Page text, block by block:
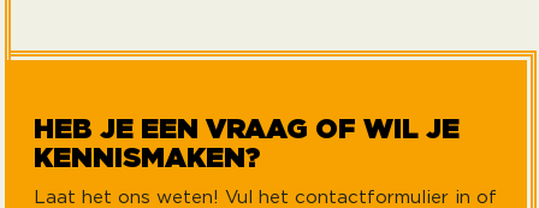
HEB JE EEN VRAAG OF WIL JE
KENNISMAKEN?
Laat het ons weten! Vul het contactformulier in of